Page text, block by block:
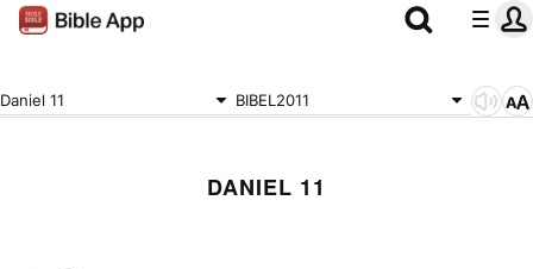
Daniel 11 BIBEL2011
DANIEL 11